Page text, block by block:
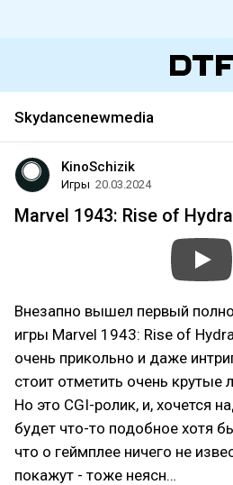
Skydancenewmedia
KinoSchizik
Игры 20.03.2024
Marvel 1943: Rise of Hydra
Внезапно вышел первый
игры Marvel 1943: Rise of
очень прикольно и даже
стоит отметить очень крутые
Но это CGI-ролик, и, хочется
будет что-то подобное хотя
что о геймплее ничего не
покажут - тоже неясн…